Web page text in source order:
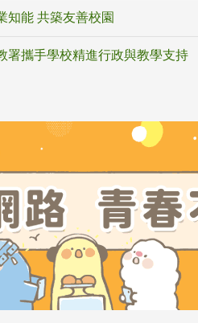
知能 共築友善校園
署攜手學校精進行政與教學支持